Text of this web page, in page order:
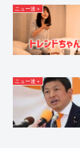
ニュー速＋
ニュー速＋